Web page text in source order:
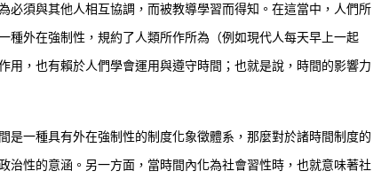
須與其他人相互協調，而被教導學習而得知。在這當中，人們所
種外在強制性，規約了人類所作所為（例如現代人每天早上一起
，也有賴於人們學會運用與遵守時間；也就是說，時間的影響力
一種具有外在強制性的制度化象徵體系，那麼對於諸時間制度的
性的意涵。另一方面，當時間內化為社會習性時，也就意味著社